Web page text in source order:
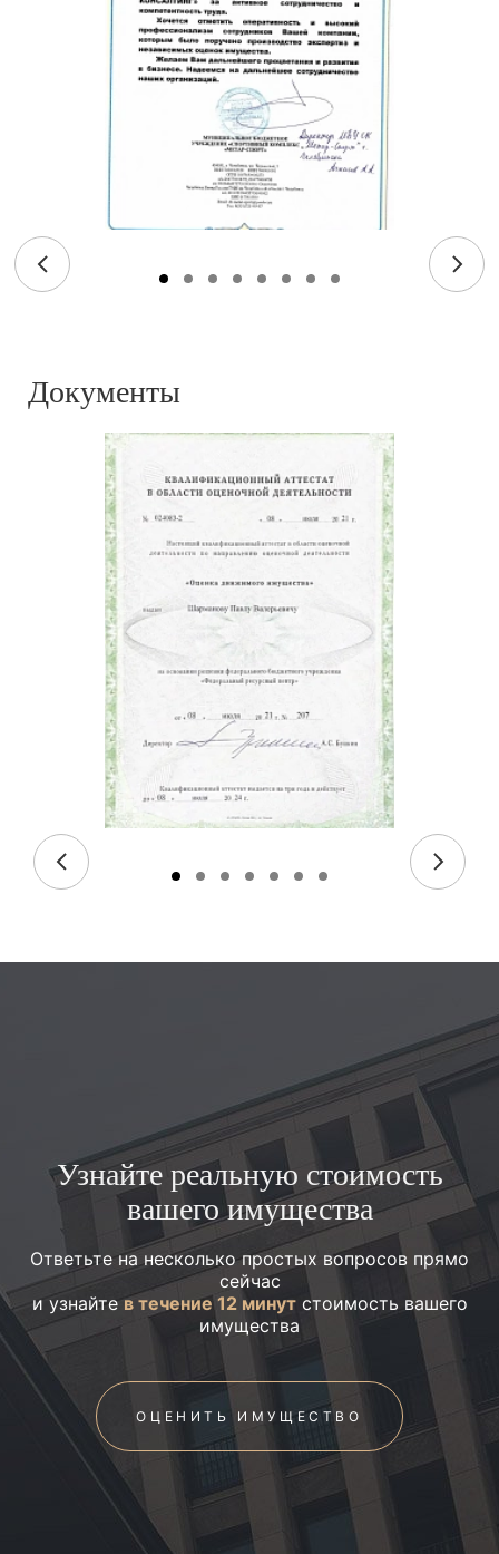
Документы
Узнайте реальную стоимость
вашего имущества
Ответьте на несколько простых вопросов прямо
сейчас
и узнайтев течение 12 минутстоимость вашего
имущества
ОЦЕНИТЬ ИМУЩЕСТВО